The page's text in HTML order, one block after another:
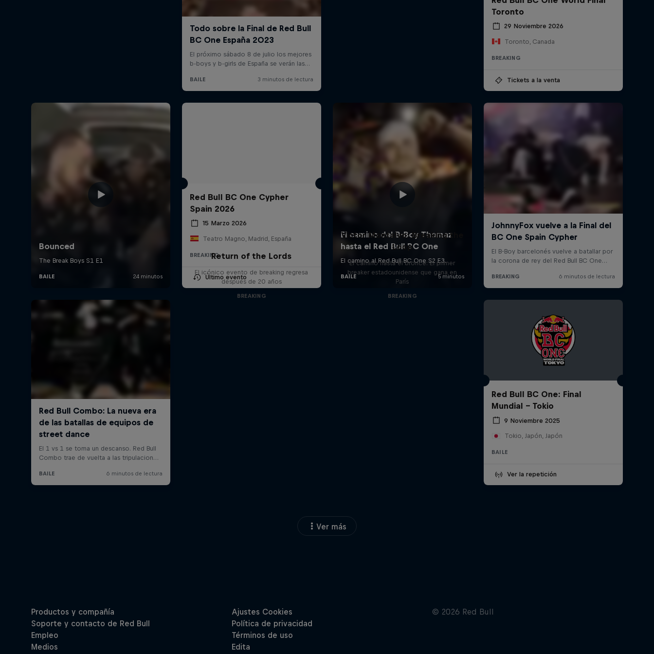
Toronto
29 Noviembre 2026
Toronto, Canada
BREAKING
Tickets a la venta
Red Bull BC One Cypher
Spain 2026
15 Marzo 2026
Teatro Magno, Madrid, España
BREAKING
Último evento
Return of the Lords
El icónico evento de breaking regresa
después de 20 años
BREAKING
Victor Montalvo: Breaking the
Loop
El camino hasta el bronce: El primer
breaker estadounidense que gana en
París
BREAKING
Red Bull BC One: Final
Mundial - Tokio
9 Noviembre 2025
Tokio, Japón, Japón
BAILE
Ver la repetición
Ver más